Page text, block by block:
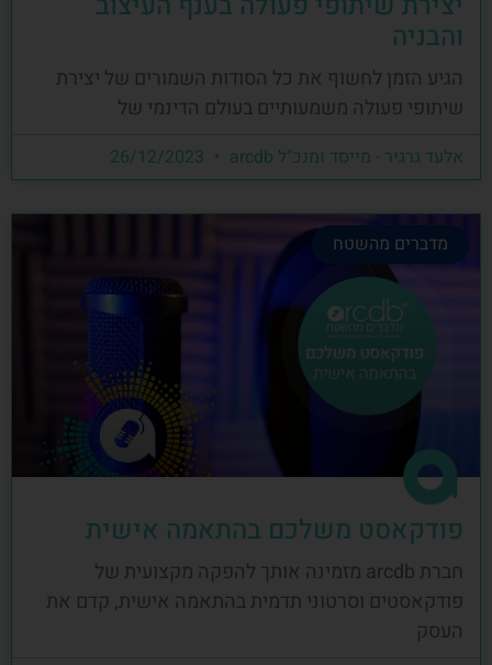
והבניה
הגיע הזמן לחשוף את כל הסודות השמורים של יצירת
שיתופי פעולה משמעותיים בעולם הדינמי של
אלעד גרגיר - מייסד ומנכ"ל arcdb
מדברים מהשטח
פודקאסט משלכם בהתאמה אישית
חברת arcdb מזמינה אותך להפקה מקצועית של
פודקאסטים וסרטוני תדמית בהתאמה אישית, קדם את
העסק